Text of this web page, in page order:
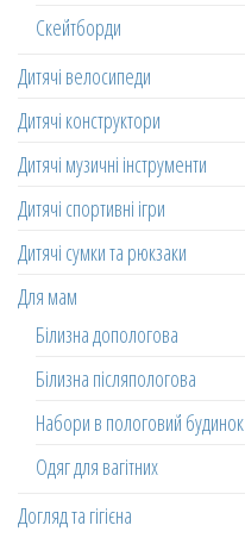
Скейтборди
Дитячі велосипеди
Дитячі конструктори
Дитячі музичні інструменти
Дитячі спортивні ігри
Дитячі сумки та рюкзаки
Для мам
Білизна допологова
Білизна післяпологова
Набори в пологовий будинок
Одяг для вагітних
Догляд та гігієна